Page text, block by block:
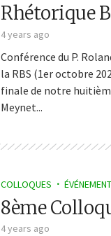
Rhétorique
4 years ago
Conférence du P.
la RBS (1er octobre
finale de notre
Meynet...
COLLOQUES
8ème
4 years ago